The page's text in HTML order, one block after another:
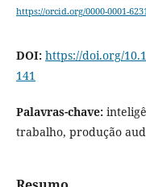
https://orcid.org/0000-0001-
DOI: https://doi.org/
141
Palavras-chave:
trabalho, produção